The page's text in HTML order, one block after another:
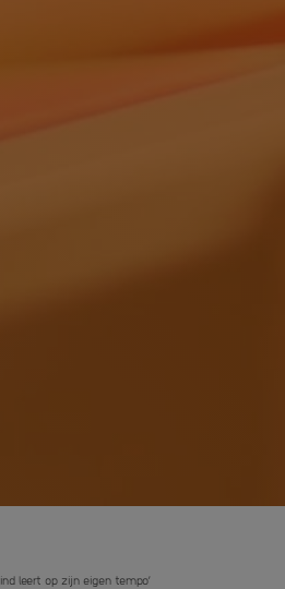
leert op zijn eigen tempo’